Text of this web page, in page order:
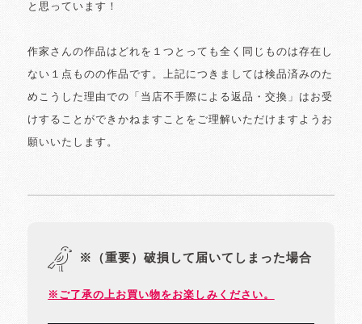
と思っています！
作家さんの作品はどれを１つとっても全く同じものは存在し
ない１点ものの作品です。上記につきましては検品済みのた
めこうした理由での「当店不手際による返品・交換」はお受
けすることができかねますことをご理解いただけますようお
願いいたします。
※（重要）破損して届いてしまった場合
※ご了承の上お買い物をお楽しみください。